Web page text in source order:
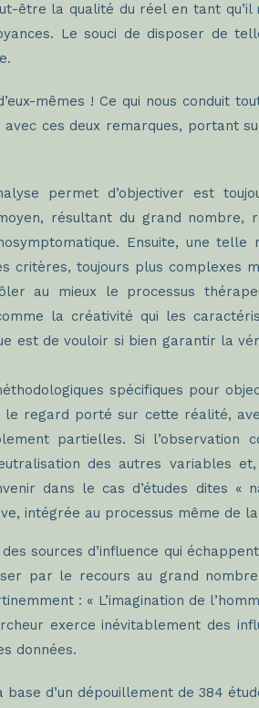
être la qualité du réel en tant
Le souci de disposer de
mêmes ! Ce qui nous conduit
ces deux remarques, portant
permet d’objectiver est
résultant du grand
Ensuite, une
critères, toujours plus complexes
au mieux le processus
la créativité qui les
est de vouloir si bien garantir la
spécifiques pour
le regard porté sur cette réalité,
partielles. Si
des autres variables
dans le cas d’études dites
intégrée au processus même de
sources d’influence qui
par le recours au grand
: « L’imagination de
exerce inévitablement des
données.
base d’un dépouillement de 384